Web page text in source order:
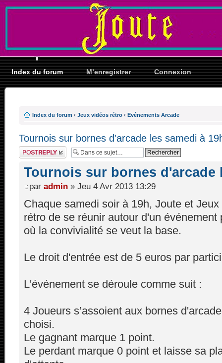
Index du forum M’enregistrer Connexion
Index du forum ‹ Jeux vidéos rétro ‹ Evénements Arcade
Tournois sur bornes d'arcade les samedi à
Répondre
Tournois sur bornes d'arcade
par admin » Jeu 4 Avr 2013 13:29
Chaque samedi soir à 19h, Joute et
rétro de se réunir autour d'un
où la convivialité se veut la base.
Le droit d'entrée est de 5 euros par
L'événement se déroule comme suit :
4 Joueurs s’assoient aux bornes
choisi.
Le gagnant marque 1 point.
Le perdant marque 0 point et laisse sa